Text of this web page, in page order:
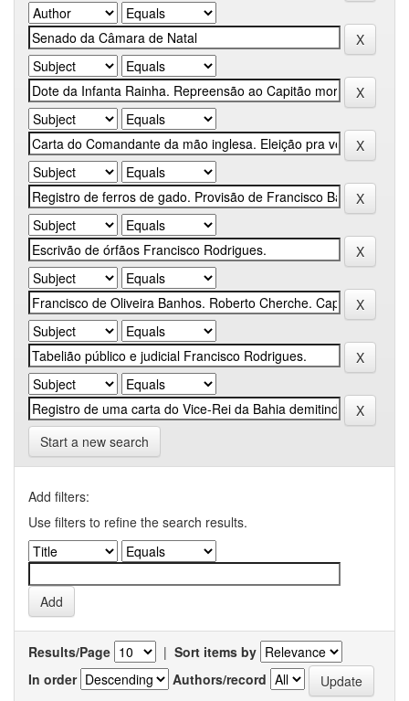
Start a new search
Add filters:
Use filters to refine the search results.
Results/Page | Sort items by
In order
Authors/record